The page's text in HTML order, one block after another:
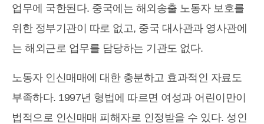
업무에 국한된다. 중국에는 해외송출 노동자 보호를
위한 정부기관이 따로 없고, 중국 대사관과 영사관에
는 해외근로 업무를 담당하는 기관도 없다.
노동자 인신매매에 대한 충분하고 효과적인 자료도
부족하다. 1997년 형법에 따르면 여성과 어린이만이
법적으로 인신매매 피해자로 인정받을 수 있다. 성인